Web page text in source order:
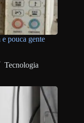
pouca gente
Tecnologia